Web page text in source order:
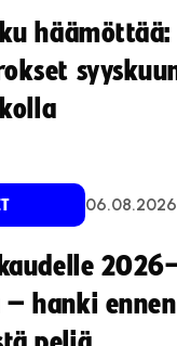
häämöttää:
06.08.2026
– hanki ennen